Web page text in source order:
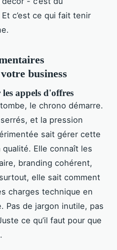
Et c’est ce qui fait tenir
business
appels d'offres
le chrono démarre.
et la pression
sait gérer cette
Elle connaît les
branding cohérent,
elle sait comment
charges technique en
Pas de jargon inutile, pas
ce qu’il faut pour que